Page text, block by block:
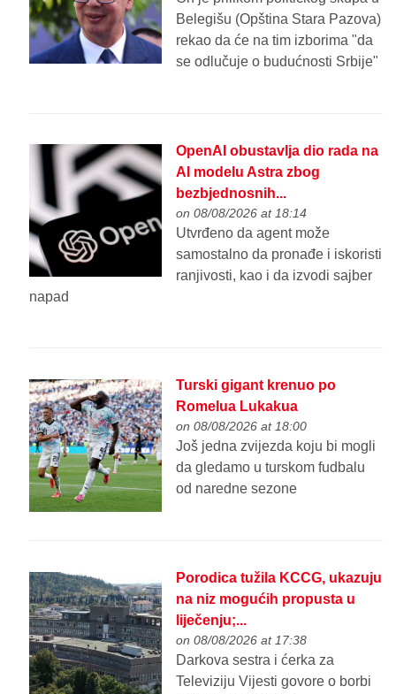
Belegišu (Opština Stara Pazova)
rekao da će na tim izborima "da
se odlučuje o budućnosti Srbije"
OpenAI obustavlja dio rada na
AI modelu Astra zbog
bezbjednosnih...
on 08/08/2026 at 18:14
Utvrđeno da agent može
samostalno da pronađe i iskoristi
ranjivosti, kao i da izvodi sajber
napad
Turski gigant krenuo po
Romelua Lukakua
on 08/08/2026 at 18:00
Još jedna zvijezda koju bi mogli
da gledamo u turskom fudbalu
od naredne sezone
Porodica tužila KCCG, ukazuju
na niz mogućih propusta u
liječenju;...
on 08/08/2026 at 17:38
Darkova sestra i ćerka za
Televiziju Vijesti govore o borbi